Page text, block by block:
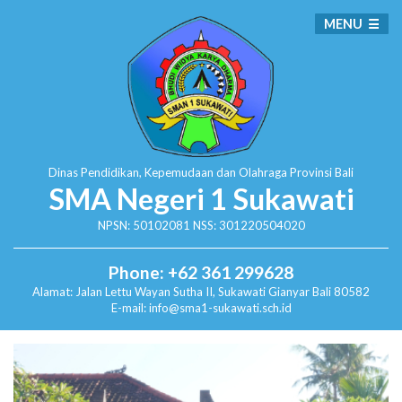
Dinas Pendidikan, Kepemudaan dan Olahraga Provinsi Bali
SMA Negeri 1 Sukawati
NPSN: 50102081 NSS: 301220504020
Phone: +62 361 299628
Alamat: Jalan Lettu Wayan Sutha II, SukawatiGianyar Bali 80582
E-mail: info@sma1-sukawati.sch.id
MENU